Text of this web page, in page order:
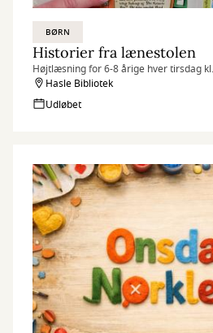
BØRN
Historier fra lænestolen
Højtlæsning for 6-8 årige hver tirsdag
Hasle Bibliotek
Udløbet